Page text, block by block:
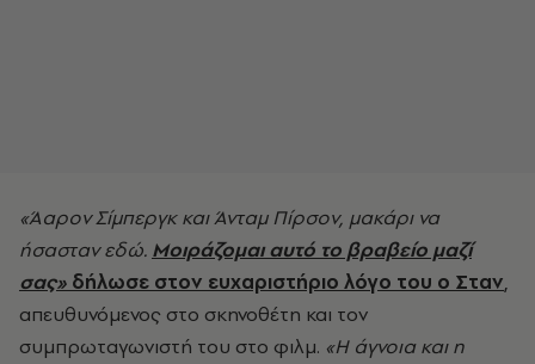
«Άαρον Σίμπεργκ και Άνταμ Πίρσον, μακάρι να
ήσασταν εδώ. Μοιράζομαι αυτό το βραβείο μαζί
σας» δήλωσε στον ευχαριστήριο λόγο του ο Σταν,
απευθυνόμενος στο σκηνοθέτη και τον
συμπρωταγωνιστή του στο φιλμ. «Η άγνοια και η